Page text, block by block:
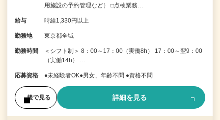
用施設の予約管理など） □点検業務…
給与 時給1,330円以上
勤務地 東京都全域
勤務時間
＜シフト制＞ 8：00～17：00（実働8h） 17：00～翌9：00
（実働14h） …
応募資格 ●未経験者OK●男女、年齢不問 ●資格不問
後で見る 詳細を見る